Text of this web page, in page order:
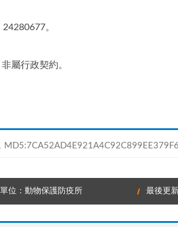
。
屬行政契約。
位：動物保護防疫所 最後更